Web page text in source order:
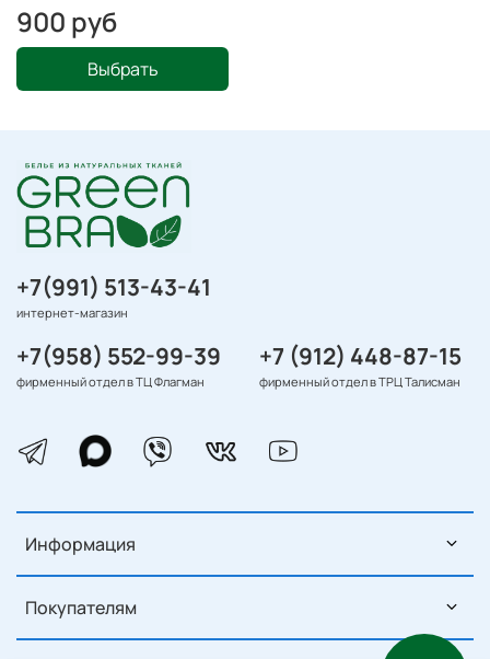
900 руб
Выбрать
Информация
Покупателям
+7(991) 513-43-41
интернет-магазин
+7(958) 552-99-39
фирменный отдел в ТЦ Флагман
+7 (912) 448-87-15
фирменный отдел в ТРЦ Талисман